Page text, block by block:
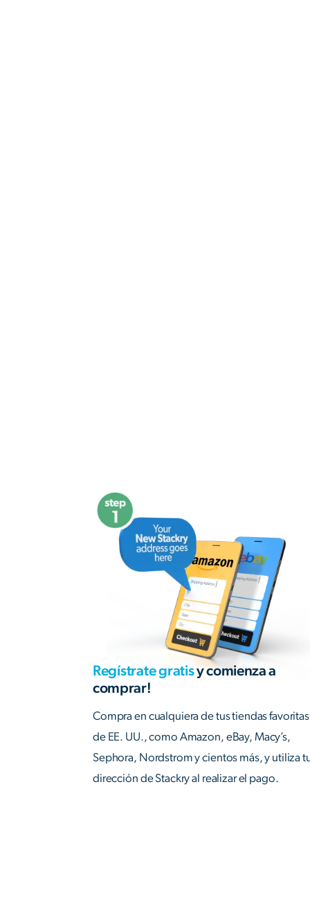
Regístrate gratisy comienza a
comprar!
Compra en cualquiera de tus tiendas favoritas
de EE. UU., como Amazon, eBay, Macy’s,
Sephora, Nordstrom y cientos más, y utiliza
dirección de Stackry al realizar el pago.